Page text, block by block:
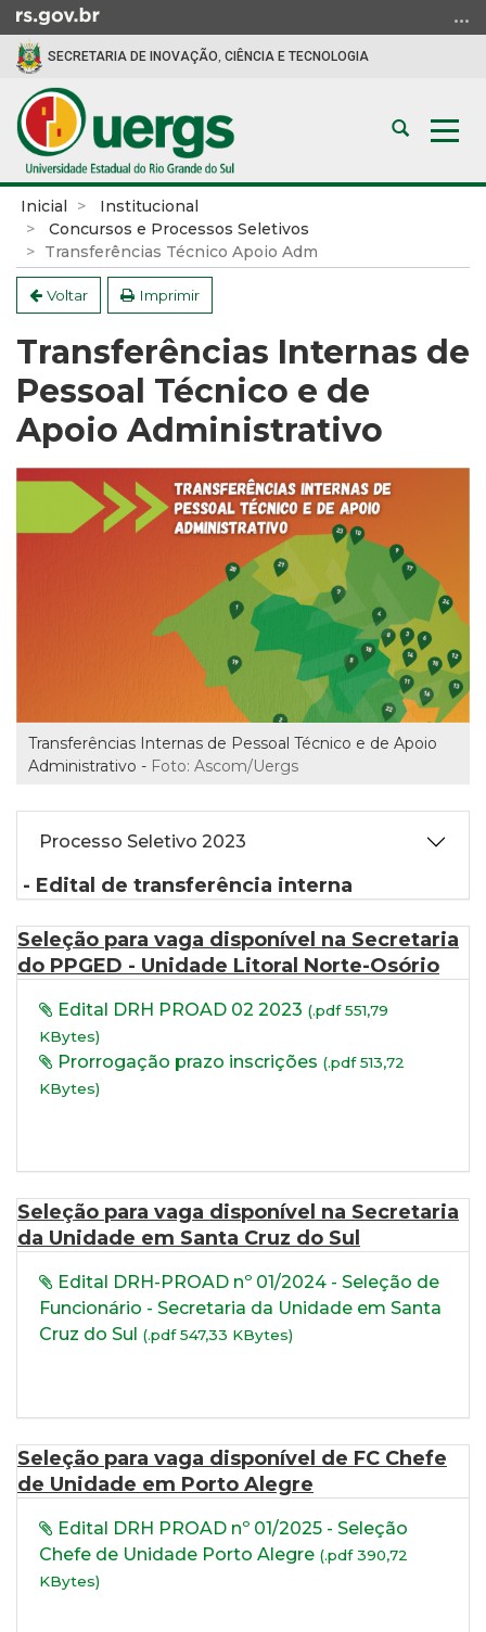
para
conteúdo
para
menu
para
busca
SECRETARIA DE INOVAÇÃO, CIÊNCIA E TECNOLOGIA
Abrir
busca
Início
conteúdo
Inicial
Institucional
Concursos e Processos Seletivos
Transferências Técnico Apoio Adm
Voltar Imprimir
Transferências Internas de
Pessoal Técnico e de
Apoio Administrativo
Transferências Internas de Pessoal Técnico e de Apoio
Administrativo - Foto: Ascom/Uergs
Processo Seletivo 2023
- Edital de transferência interna
Seleção para vaga disponível na Secretaria
do PPGED - Unidade Litoral Norte-Osório
Edital DRH PROAD 02 2023 (.pdf 551,79
KBytes)
Prorrogação prazo inscrições (.pdf 513,72
KBytes)
Seleção para vaga disponível na Secretaria
da Unidade em Santa Cruz do Sul
Edital DRH-PROAD nº 01/2024 - Seleção de
Funcionário - Secretaria da Unidade em Santa
Cruz do Sul (.pdf 547,33 KBytes)
Seleção para vaga disponível de FC Chefe
de Unidade em Porto Alegre
Edital DRH PROAD nº 01/2025 - Seleção
Chefe de Unidade Porto Alegre (.pdf 390,72
KBytes)